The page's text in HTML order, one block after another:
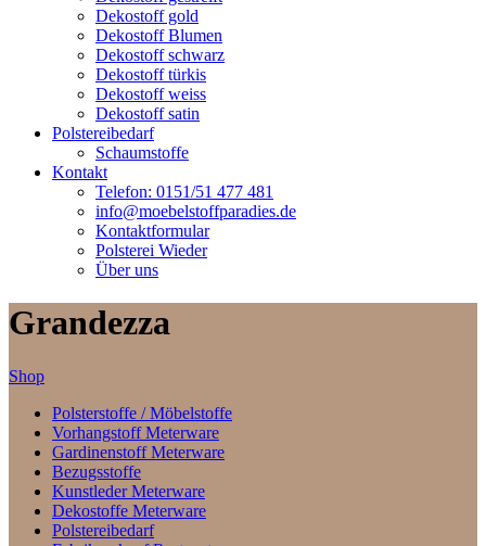
Dekostoff gold
Dekostoff Blumen
Dekostoff schwarz
Dekostoff türkis
Dekostoff weiss
Dekostoff satin
Polstereibedarf
Schaumstoffe
Kontakt
Telefon: 0151/51 477 481
info@moebelstoffparadies.de
Kontaktformular
Polsterei Wieder
Über uns
Grandezza
Shop
Polsterstoffe / Möbelstoffe
Vorhangstoff Meterware
Gardinenstoff Meterware
Bezugsstoffe
Kunstleder Meterware
Dekostoffe Meterware
Polstereibedarf